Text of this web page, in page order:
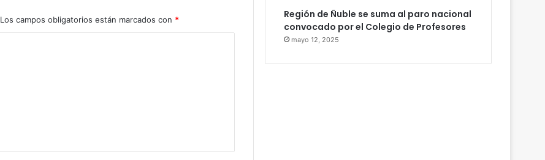
Los campos obligatorios están marcados con *
Región de Ñuble se suma al paro nacional
convocado por el Colegio de Profesores
mayo 12, 2025